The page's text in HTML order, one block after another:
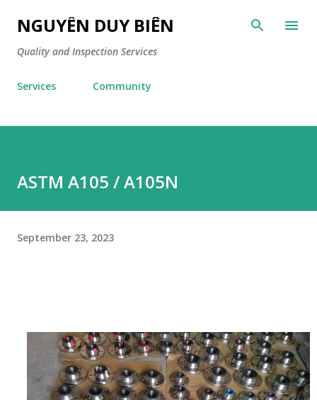
Skip to main content
NGUYỄN DUY BIÊN
Quality and Inspection Services
Services Community
ASTM A105 / A105N
September 23, 2023